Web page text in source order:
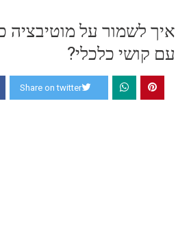
איך לשמור על מוטיבציה
עם קושי כלכלי?
Share on twitter